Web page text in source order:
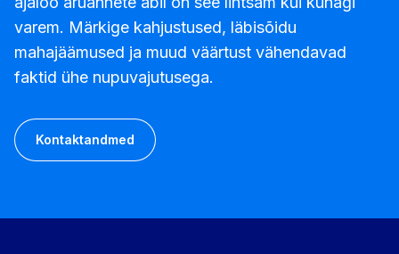
varem. Märkige kahjustused, läbisõidu
mahajäämused ja muud väärtust vähendavad
faktid ühe nupuvajutusega.
Kontaktandmed